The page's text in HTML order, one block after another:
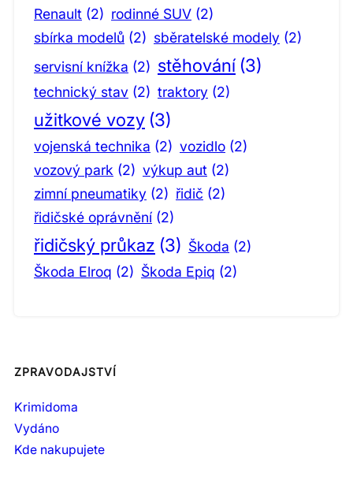
Renault (2) rodinné SUV (2)
sbírka modelů (2) sběratelské modely (2)
servisní knížka (2) stěhování (3)
technický stav (2) traktory (2)
užitkové vozy (3)
vojenská technika (2) vozidlo (2)
vozový park (2) výkup aut (2)
zimní pneumatiky (2) řidič (2)
řidičské oprávnění (2)
řidičský průkaz (3) Škoda (2)
Škoda Elroq (2) Škoda Epiq (2)
ZPRAVODAJSTVÍ
Krimidoma
Vydáno
Kde nakupujete